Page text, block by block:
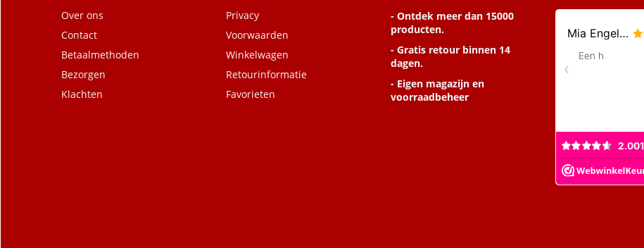
Over ons
Contact
Betaalmethoden
Bezorgen
Klachten
Privacy
Voorwaarden
Winkelwagen
Retourinformatie
Favorieten
- Ontdek meer dan 15000
producten.
- Gratis retour binnen 14
dagen.
- Eigen magazijn en
voorraadbeheer